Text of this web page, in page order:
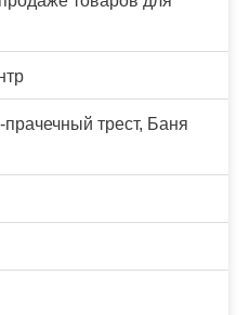
трест, Баня